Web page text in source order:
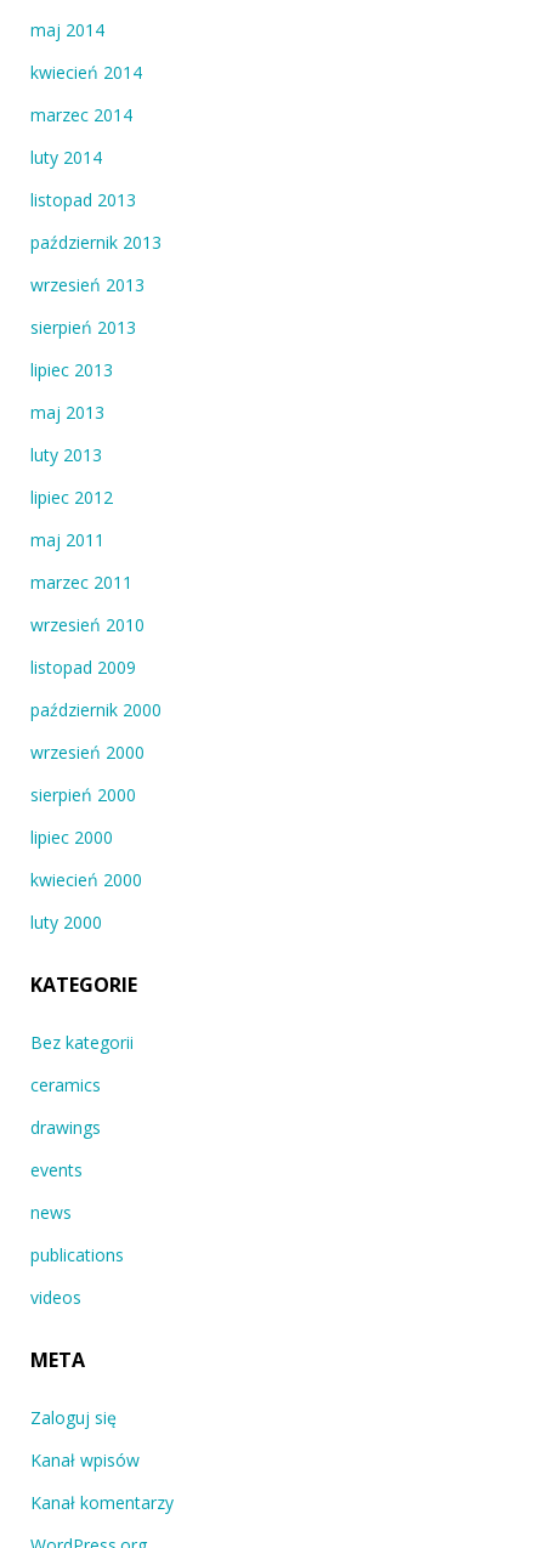
maj 2014
kwiecień 2014
marzec 2014
luty 2014
listopad 2013
październik 2013
wrzesień 2013
sierpień 2013
lipiec 2013
maj 2013
luty 2013
lipiec 2012
maj 2011
marzec 2011
wrzesień 2010
listopad 2009
październik 2000
wrzesień 2000
sierpień 2000
lipiec 2000
kwiecień 2000
luty 2000
KATEGORIE
Bez kategorii
ceramics
drawings
events
news
publications
videos
META
Zaloguj się
Kanał wpisów
Kanał komentarzy